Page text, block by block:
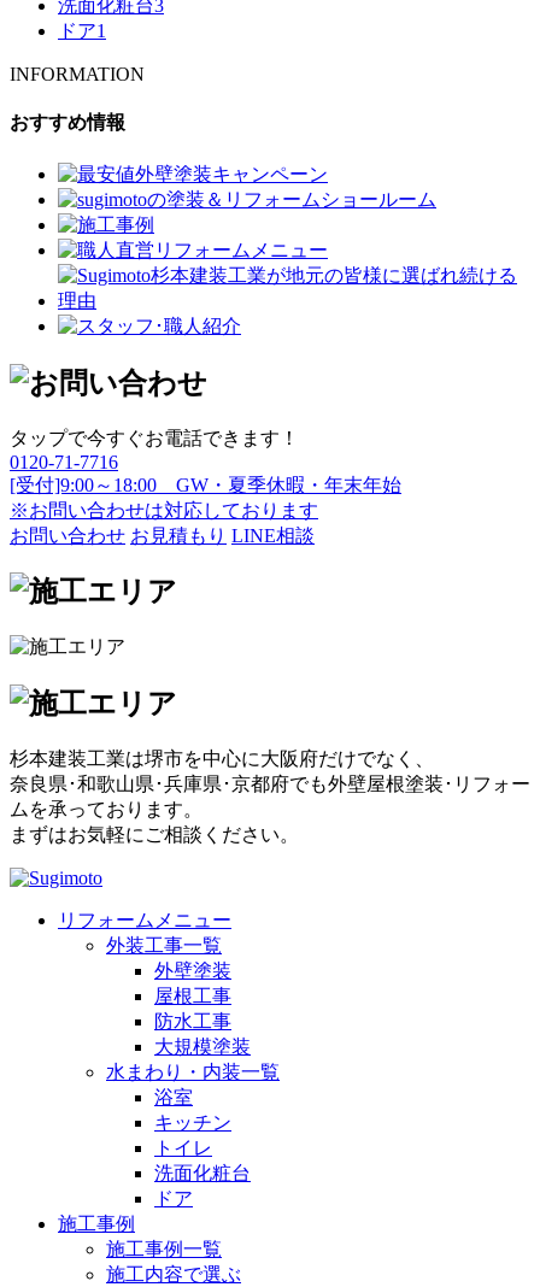
洗面化粧台3
ドア1
INFORMATION
おすすめ情報
タップで今すぐお電話できます！
0120-71-7716
[受付]9:00～18:00 GW・夏季休暇・年末年始
※お問い合わせは対応しております
お問い合わせ お見積もり LINE相談
杉本建装工業は堺市を中心に大阪府だけでなく、
奈良県･和歌山県･兵庫県･京都府でも外壁屋根塗装･リフォー
ムを承っております。
まずはお気軽にご相談ください。
リフォームメニュー
外装工事一覧
外壁塗装
屋根工事
防水工事
大規模塗装
水まわり・内装一覧
浴室
キッチン
トイレ
洗面化粧台
ドア
施工事例
施工事例一覧
施工内容で選ぶ